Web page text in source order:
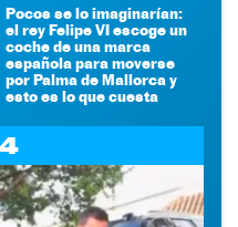
Pocos se lo imaginarían:
el rey Felipe VI escoge un
coche de una marca
española para moverse
por Palma de Mallorca y
esto es lo que cuesta
4